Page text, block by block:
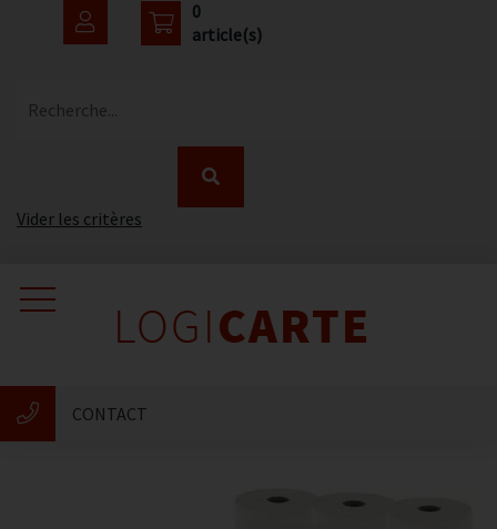
0
article(s)
Recherche...
Vider les critères
CONTACT
Catalogue